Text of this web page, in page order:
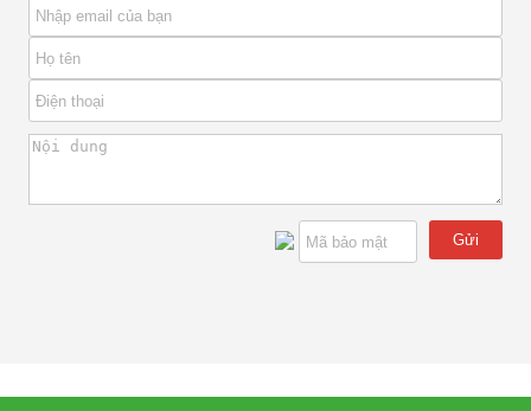
Gửi